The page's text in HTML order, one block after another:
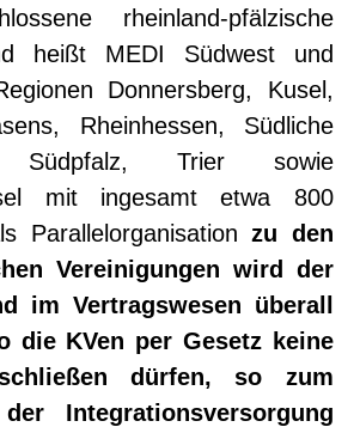
rheinland-pfälzische
heißt MEDI Südwest und
Donnersberg, Kusel,
Rheinhessen, Südliche
Südpfalz, Trier sowie
mit ingesamt etwa 800
Parallelorganisation zu den
Vereinigungen wird der
im Vertragswesen überall
die KVen per Gesetz keine
dürfen, so zum
Integrationsversorgung